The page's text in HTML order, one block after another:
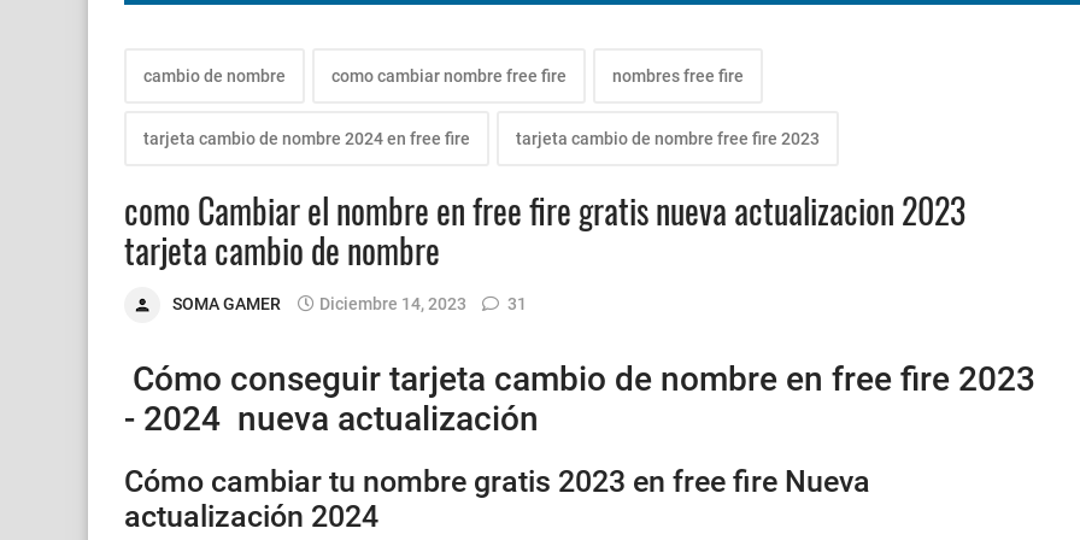
cambio de nombre como cambiar nombre free fire nombres free fire
tarjeta cambio de nombre 2024 en free fire tarjeta cambio de nombre free fire 2023
como Cambiar el nombre en free fire gratis nueva actualizacion 2023
tarjeta cambio de nombre
SOMA GAMER Diciembre 14, 2023 31
Cómo conseguir tarjeta cambio de nombre en free fire 2023
- 2024 nueva actualización
Cómo cambiar tu nombre gratis 2023 en free fire Nueva
actualización 2024